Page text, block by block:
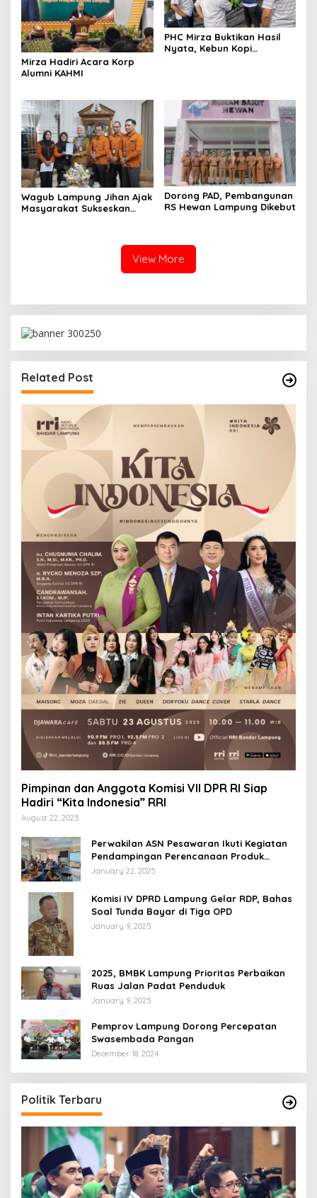
Mirza Hadiri Acara Korp
Alumni KAHMI
PHC Mirza Buktikan Hasil
Nyata, Kebun Kopi
Wagub Lampung Jihan Ajak
Masyarakat Sukseskan
Dorong PAD, Pembangunan
RS Hewan Lampung Dikebut
View More
Related Post
Pimpinan dan Anggota Komisi VII DPR RI Siap
Hadiri “Kita Indonesia” RRI
August 22, 2025
Perwakilan ASN Pesawaran Ikuti Kegiatan
Pendampingan Perencanaan Produk
Hukum
January 22, 2025
Komisi IV DPRD Lampung Gelar RDP, Bahas
Soal Tunda Bayar di Tiga OPD
January 9, 2025
2025, BMBK Lampung Prioritas Perbaikan
Ruas Jalan Padat Penduduk
January 9, 2025
Pemprov Lampung Dorong Percepatan
Swasembada Pangan
December 18, 2024
Politik Terbaru